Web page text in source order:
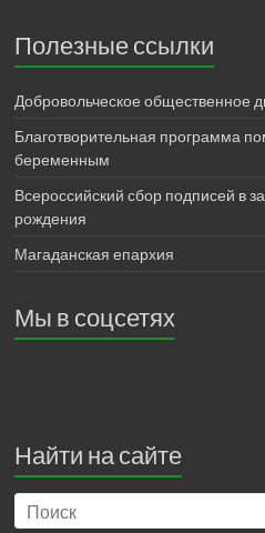
Полезные ссылки
Добровольческое общественное
Благотворительная программа
беременным
Всероссийский сбор подписей в
рождения
Магаданская епархия
Мы в соцсетях
Найти на сайте